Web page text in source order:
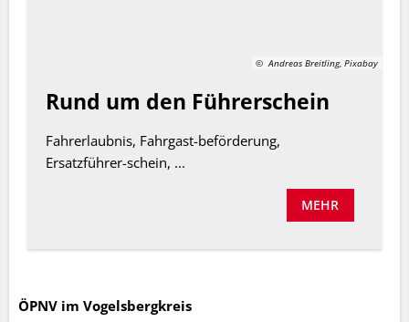
© Andreas Breitling, Pixabay
Rund um den Führerschein
Fahrerlaubnis, Fahrgast-beförderung,
Ersatzführer-schein, ...
MEHR
ÖPNV im Vogelsbergkreis